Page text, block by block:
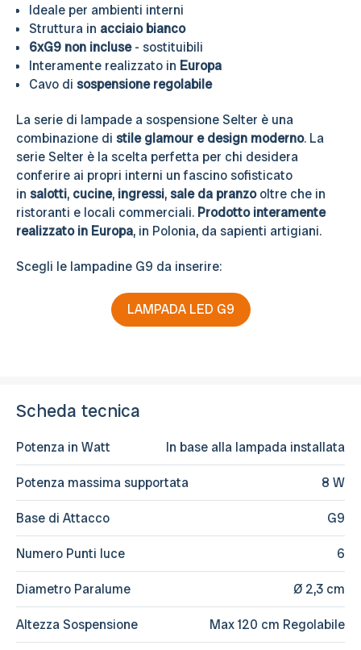
Scheda tecnica
Potenza in Watt In base alla lampada installata
Potenza massima supportata 8 W
Base di Attacco G9
Numero Punti luce 6
Diametro Paralume Ø 2,3 cm
Altezza Sospensione Max 120 cm Regolabile
Ideale per ambienti interni
Struttura in acciaio bianco
6xG9 non incluse- sostituibili
Interamente realizzato in Europa
Cavo disospensione regolabile
La serie di lampade a sospensione Selter è una
combinazione di stile glamour e design moderno. La
serie Selter è la scelta perfetta per chi desidera
conferire ai propri interni un fascino sofisticato
in salotti, cucine, ingressi,sale da pranzooltre che in
ristoranti e locali commerciali. Prodotto interamente
realizzato in Europa, in Polonia, da sapienti artigiani.
Scegli le lampadine G9 da inserire:
LAMPADA LED G9